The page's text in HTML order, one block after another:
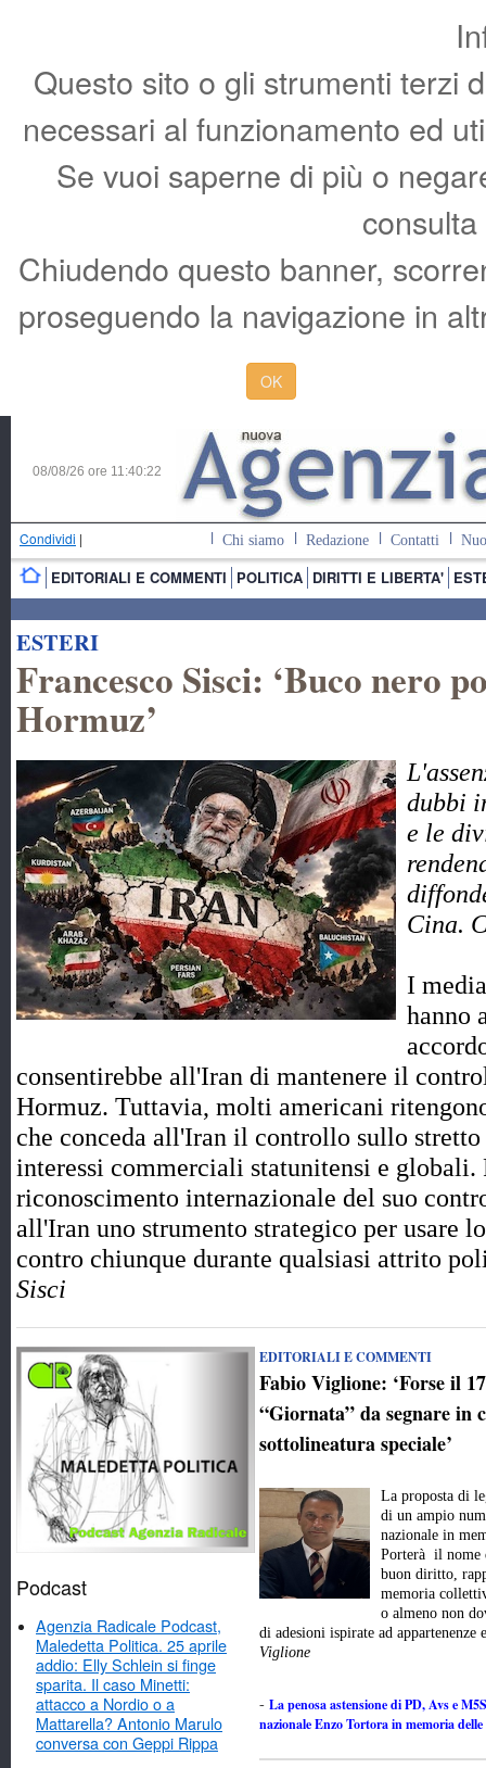
Questo sito o gli strumenti terzi
necessari al funzionamento ed
Se vuoi saperne di più o
Chiudendo questo banner,
proseguendo la navigazione in
OK
08/08/26 ore 11:40:23
Condividi | Chi siamo Redazione Contatti
EDITORIALI E COMMENTI POLITICA DIRITTI E LIBERTA'
ESTERI
Francesco Sisci: ‘Buco nero
Hormuz’
dubbi
e le
Cina.
I
hanno
consentirebbe all'Iran di mantenere il
Hormuz. Tuttavia, molti americani
che conceda all'Iran il controllo sullo stretto
interessi commerciali statunitensi e globali.
riconoscimento internazionale del suo
all'Iran uno strumento strategico per usare
contro chiunque durante qualsiasi attrito
Sisci
Podcast
Agenzia Radicale Podcast,
Maledetta Politica. 25 aprile
addio: Elly Schlein si finge
sparita. Il caso Minetti:
attacco a Nordio o a
Mattarella? Antonio Marulo
conversa con Geppi Rippa
EDITORIALI E COMMENTI
Fabio Viglione: ‘Forse il
“Giornata” da segnare in
sottolineatura speciale’
La proposta di
di un ampio
nazionale in
Porterà il nome
buon diritto,
memoria
o almeno non
di adesioni ispirate ad
Viglione
- La penosa astensione di PD, Avs e
nazionale Enzo Tortora in memoria